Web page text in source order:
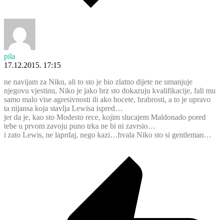
pila
17.12.2015. 17:15
ne navijam za Niku, ali to sto je bio zlatno dijete ne umanjuje
njegovu vjestinu, Niko je jako brz sto dokazuju kvalifikacije, fali mu
samo malo vise agresivnosti ili ako hocete, hrabrosti, a to je upravo
ta nijansa koja stavlja Lewisa ispred…
jer da je, kao sto Modesto rece, kojim slucajem Maldonado pored
tebe u prvom zavoju puno trka ne bi ni zavrsio…
i zato Lewis, ne laprdaj, nego kazi…hvala Niko sto si gentleman…